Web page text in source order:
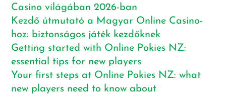
Casino világában 2026-ban
Kezdő útmutató a Magyar Online Casino-
hoz: biztonságos játék kezdőknek
Getting started with Online Pokies NZ:
essential tips for new players
Your first steps at Online Pokies NZ: what
new players need to know about